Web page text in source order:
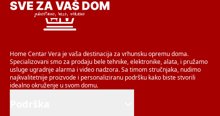
Home Centar Vera je vaša destinacija za vrhunsku opremu doma.
Specializovani smo za prodaju bele tehnike, elektronike, alata, i pružamo
usluge ugradnje alarma i video nadzora. Sa timom stručnjaka, nudimo
najkvalitetnije proizvode i personaliziranu podršku kako biste stvorili
idealno okruženje u svom domu.